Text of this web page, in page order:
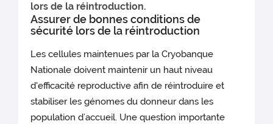
lors de la réintroduction.
Assurer de bonnes conditions de
sécurité lors de la réintroduction
Les cellules maintenues par la Cryobanque
Nationale doivent maintenir un haut niveau
d'efficacité reproductive afin de réintroduire et
stabiliser les génomes du donneur dans les
population d’accueil. Une question importante